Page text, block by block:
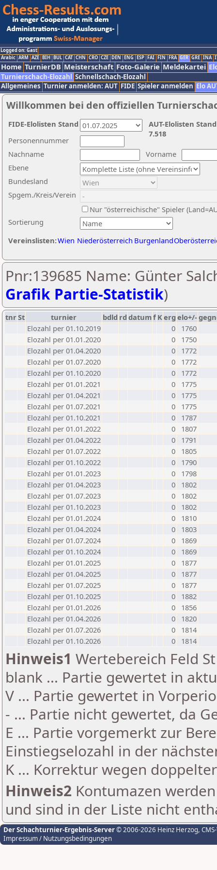
Logged on: Gast
Arabic ARM AZE BIH BUL CAT CHN CRO CZE DEN ENG ESP FAI FIN FRA GER GRE INA
Home TurnierDB Meisterschaft Foto-Galerie Meldekartei
Turnierschach-Elozahl Schnellschach-Elozahl
Allgemeines Turnier anmelden: AUT FIDE Spieler anmelden Elo
Willkommen bei den offiziellen
Nachname
Vorname
Ebene
Sortierung
Personennummer
Bundesland
Spgem./Kreis/Verein
Nur "österreichische" Spieler
Vereinslisten:Wien Niederösterreich Burgenland
AUT-Elolisten
7.518
FIDE-Elolisten Stand
Pnr:139685 Name: Günter
Grafik Partie-Statistik)
tnrSt turnier bdld rd datumf Kerg elo+/-
Elozahl per 01.10.2019
0
1760
Elozahl per 01.01.2020
0
1750
Elozahl per 01.04.2020
0
1772
Elozahl per 01.07.2020
0
1772
Elozahl per 01.10.2020
0
1772
Elozahl per 01.01.2021
0
1775
Elozahl per 01.04.2021
0
1775
Elozahl per 01.07.2021
0
1775
Elozahl per 01.10.2021
0
1787
Elozahl per 01.01.2022
0
1807
Elozahl per 01.04.2022
0
1791
Elozahl per 01.07.2022
0
1805
Elozahl per 01.10.2022
0
1790
Elozahl per 01.01.2023
0
1798
Elozahl per 01.04.2023
0
1802
Elozahl per 01.07.2023
0
1802
Elozahl per 01.10.2023
0
1802
Elozahl per 01.01.2024
0
1810
Elozahl per 01.04.2024
0
1803
Elozahl per 01.07.2024
0
1869
Elozahl per 01.10.2024
0
1869
Elozahl per 01.01.2025
0
1877
Elozahl per 01.04.2025
0
1877
Elozahl per 01.07.2025
0
1877
Elozahl per 01.10.2025
0
1882
Elozahl per 01.01.2026
0
1856
Elozahl per 01.04.2026
0
1820
Elozahl per 01.07.2026
0
1814
Elozahl per 01.10.2026
0 1814
Hinweis1 Wertebereich Feld
blank ... Partie gewertet in
V ... Partie gewertet in
- ... Partie nicht gewertet, da
E ... Partie vorgemerkt zur
Einstiegselozahl in der
K ... Korrektur wegen
Hinweis2 Kontumazen
und sind in der Liste nicht
Der Schachturnier-Ergebnis-Server© 2006-2026 Heinz Herzog,
Impressum / Nutzungsbedingungen